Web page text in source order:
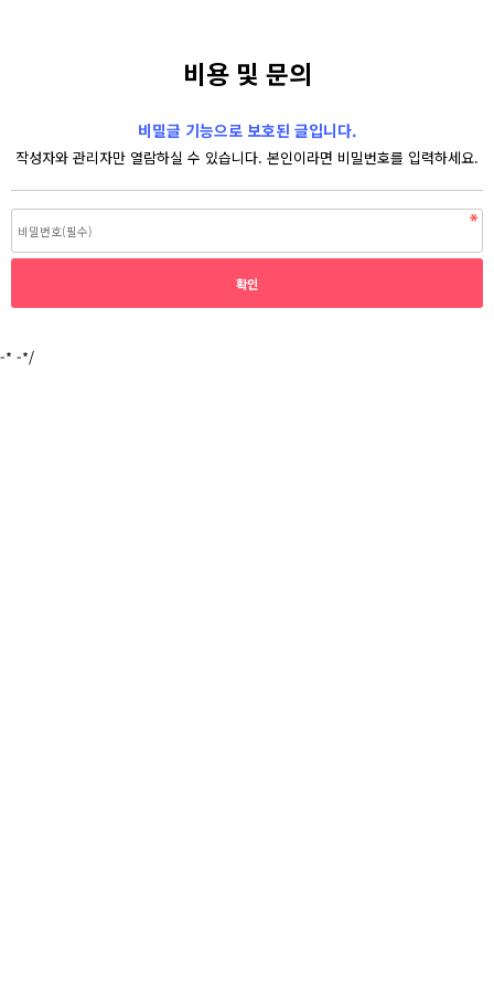
비용 및 문의
비밀글 기능으로 보호된 글입니다.
작성자와 관리자만 열람하실 수 있습니다. 본인이라면 비밀번호를 입력하세요.
-* -*/